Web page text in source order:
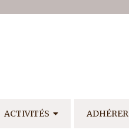
ACTIVITÉS ADHÉRER